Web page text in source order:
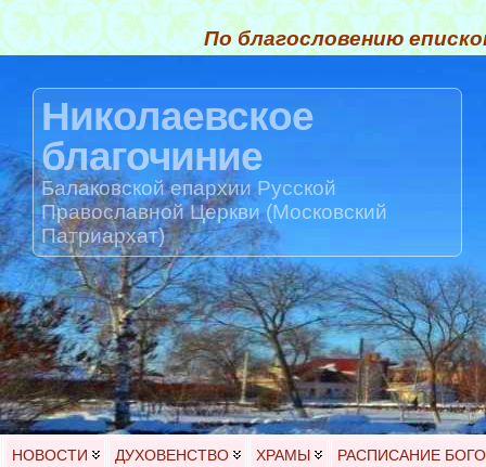
По благословению
Николаевское
благочиние
Балаковской епархии Русской
Православной Церкви (Московский
Патриархат)
НОВОСТИ ДУХОВЕНСТВО ХРАМЫ РАСПИСАНИЕ